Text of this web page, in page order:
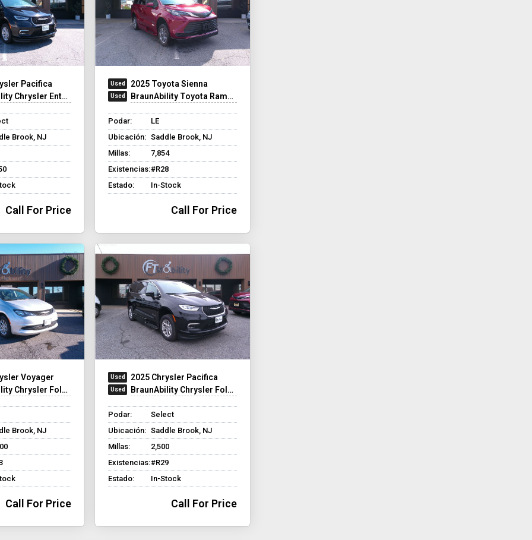
Pacifica
Entervan XT
Brook, NJ
Call For Price
2025 Toyota Sienna
BraunAbility Toyota Rampvan XT
Podar:
LE
Ubicación: Saddle Brook, NJ
Millas:
7,854
Existencias:#R28
Estado:
In-Stock
Call For Price
Voyager
Chrysler Foldout
Brook, NJ
Call For Price
2025 Chrysler Pacifica
BraunAbility Chrysler Foldout XT
Podar:
Select
Ubicación: Saddle Brook, NJ
Millas:
2,500
Existencias:#R29
Estado:
In-Stock
Call For Price